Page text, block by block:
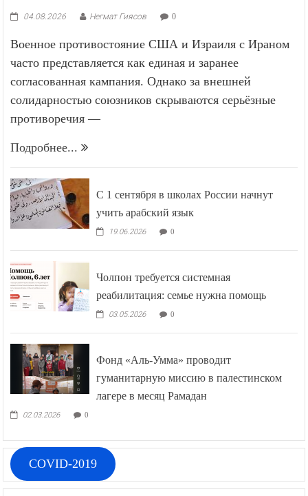
04.08.2026 Негмат Гиясов 0
Военное противостояние США и Израиля с Ираном
часто представляется как единая и заранее
согласованная кампания. Однако за внешней
солидарностью союзников скрываются серьёзные
противоречия —
Подробнее...
С 1 сентября в школах России начнут
учить арабский язык
19.06.2026 0
Чолпон требуется системная
реабилитация: семье нужна помощь
03.05.2026 0
Фонд «Аль-Умма» проводит
гуманитарную миссию в палестинском
лагере в месяц Рамадан
02.03.2026 0
COVID-2019